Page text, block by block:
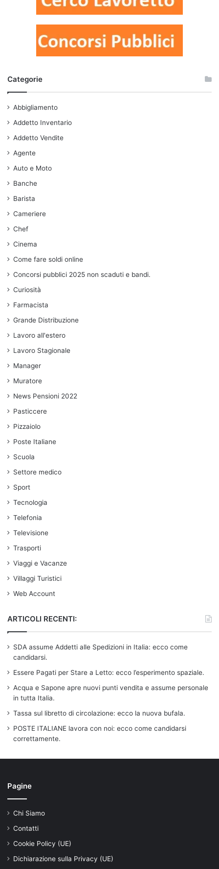
Categorie
Abbigliamento
Addetto Inventario
Addetto Vendite
Agente
Auto e Moto
Banche
Barista
Cameriere
Chef
Cinema
Come fare soldi online
Concorsi pubblici 2025 non scaduti e bandi.
Curiosità
Farmacista
Grande Distribuzione
Lavoro all'estero
Lavoro Stagionale
Manager
Muratore
News Pensioni 2022
Pasticcere
Pizzaiolo
Poste Italiane
Scuola
Settore medico
Sport
Tecnologia
Telefonia
Televisione
Trasporti
Viaggi e Vacanze
Villaggi Turistici
Web Account
ARTICOLI RECENTI:
SDA assume Addetti alle Spedizioni in Italia: ecco come
candidarsi.
Essere Pagati per Stare a Letto: ecco l’esperimento spaziale.
Acqua e Sapone apre nuovi punti vendita e assume personale
in tutta Italia.
Tassa sul libretto di circolazione: ecco la nuova bufala.
POSTE ITALIANE lavora con noi: ecco come candidarsi
correttamente.
Pagine
Chi Siamo
Contatti
Cookie Policy (UE)
Dichiarazione sulla Privacy (UE)